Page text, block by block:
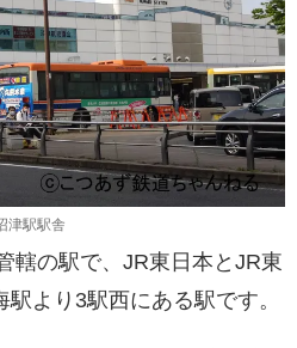
津駅駅舎
轄の駅で、JR東日本とJR東
より3駅西にある駅です。